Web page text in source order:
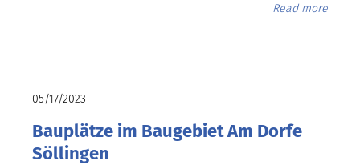
Read more
05/17/2023
Bauplätze im Baugebiet Am Dorfe
Söllingen